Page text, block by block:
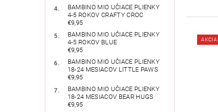
BAMBINO MIO UČIACE PLIENKY
4-5 ROKOV CRAFTY CROC
€9,95
BAMBINO MIO UČIACE PLIENKY
4-5 ROKOV BLUE
€9,95
BAMBINO MIO UČIACE PLIENKY
18-24 MESIACOV LITTLE PAWS
€9,95
BAMBINO MIO UČIACE PLIENKY
18-24 MESIACOV BEAR HUGS
€9,95
AKCIA